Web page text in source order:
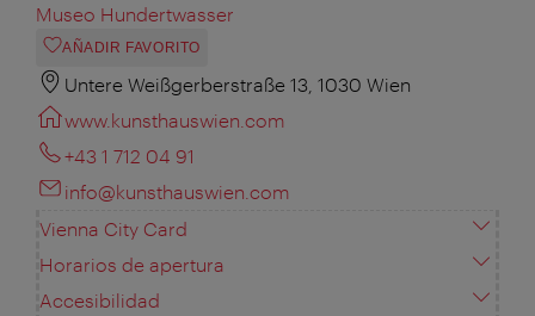
Museo Hundertwasser
AÑADIR FAVORITO
Untere Weißgerberstraße 13, 1030 Wien
www.kunsthauswien.com
+43 1 712 04 91
info@kunsthauswien.com
Vienna City Card
Horarios de apertura
Accesibilidad